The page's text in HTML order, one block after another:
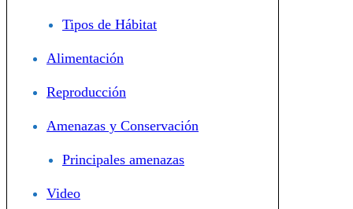
Tipos de Hábitat
Alimentación
Reproducción
Amenazas y Conservación
Principales amenazas
Video